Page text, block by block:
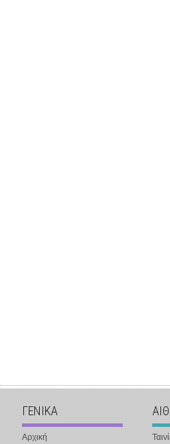
ΓΕΝΙΚΑ
Αρχική